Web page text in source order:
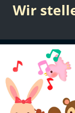
Wir